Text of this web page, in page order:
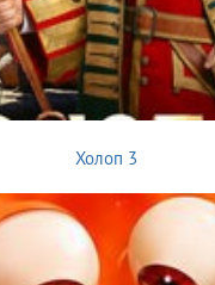
Холоп 3